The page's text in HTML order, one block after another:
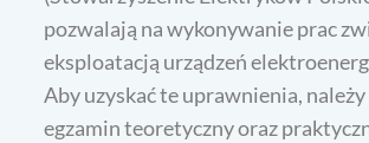
pozwalają na wykonywanie prac
eksploatacją urządzeń
Aby uzyskać te uprawnienia, należy
egzamin teoretyczny oraz